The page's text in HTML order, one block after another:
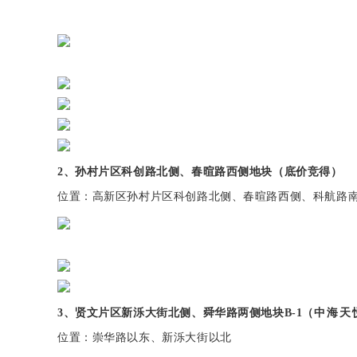
2、孙村片区科创路北侧、春暄路西侧地块（底价竞得）
位置：高新区孙村片区科创路北侧、春暄路西侧、科航路
3、贤文片区新泺大街北侧、舜华路两侧地块B-1 （中海天
位置：崇华路以东、新泺大街以北